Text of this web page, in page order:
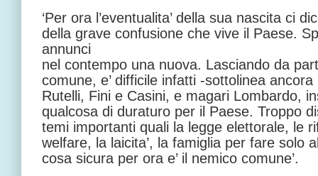
‘Per ora l’eventualita’ della sua nascita ci
della grave confusione che vive il Paese.
annunci
nel contempo una nuova. Lasciando da
comune, e’ difficile infatti -sottolinea
Rutelli, Fini e Casini, e magari Lombardo,
qualcosa di duraturo per il Paese. Troppo
temi importanti quali la legge elettorale, le
welfare, la laicita’, la famiglia per fare solo
cosa sicura per ora e’ il nemico comune’.